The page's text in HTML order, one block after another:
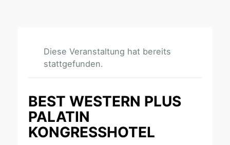
Diese Veranstaltung hat bereits
stattgefunden.
BEST WESTERN PLUS
PALATIN
KONGRESSHOTEL